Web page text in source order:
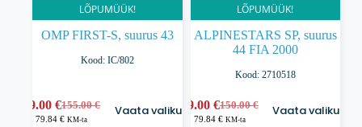
LÕPUMÜÜK!
OMP FIRST-S, suurus 43
Kood: IC/802
155.00€
Algne
99.00€Praegune
79.84€ KM-ta
Vaata valikuid
Sellel
tootel
LÕPUMÜÜK!
ALPINESTARS SP, suurus
44 FIA 2000
Kood: 2710518
150.00€
Algne
99.00 €Praegune
79.84 € KM-ta
Vaata valikuid
Sellel
tootel